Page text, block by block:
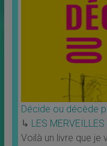
Décide ou décède
↳ LES
Voilà un livre que je